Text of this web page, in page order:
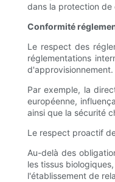
dans la protection de
Conformité
Le respect des
réglementations
d'approvisionnement.
Par exemple, la
européenne,
ainsi que la sécurité
Le respect proactif
Au-delà des
les tissus
l'établissement de